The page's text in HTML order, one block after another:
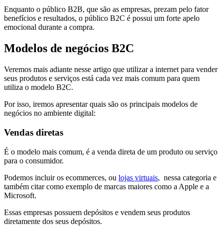
Enquanto o público B2B, que são as empresas, prezam pelo fator
benefícios e resultados, o público B2C é possui um forte apelo
emocional durante a compra.
Modelos de negócios B2C
Veremos mais adiante nesse artigo que utilizar a internet para vender
seus produtos e serviços está cada vez mais comum para quem
utiliza o modelo B2C.
Por isso, iremos apresentar quais são os principais modelos de
negócios no ambiente digital:
Vendas diretas
É o modelo mais comum, é a venda direta de um produto ou serviço
para o consumidor.
Podemos incluir os ecommerces, ou lojas virtuais, nessa categoria e
também citar como exemplo de marcas maiores como a Apple e a
Microsoft.
Essas empresas possuem depósitos e vendem seus produtos
diretamente dos seus depósitos.